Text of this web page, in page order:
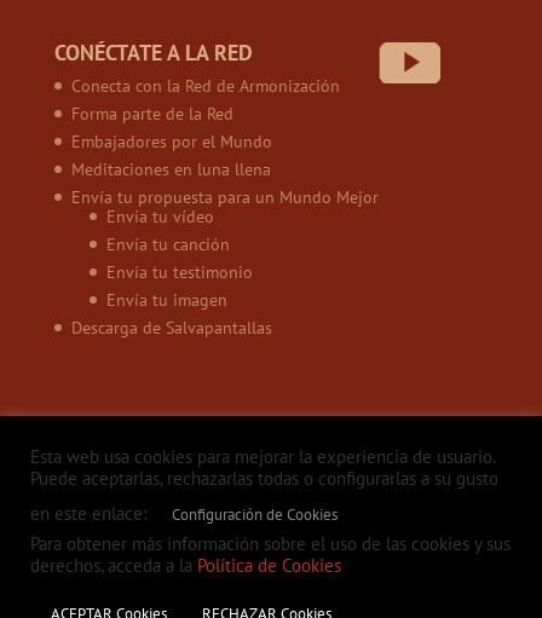
CONÉCTATE A LA RED
Conecta con la Red de Armonización
Forma parte de la Red
Embajadores por el Mundo
Meditaciones en luna llena
Envía tu propuesta para un Mundo Mejor
Envía tu vídeo
Envía tu canción
Envía tu testimonio
Envía tu imagen
Descarga de Salvapantallas
Política de privacidad
Aviso legal
Política de Cookies
Contacto
Esta web usa cookies para mejorar la experiencia de usuario.
Puede aceptarlas, rechazarlas todas o configurarlas a su gusto
en este enlace:
Configuración de Cookies
Para obtener más información sobre el uso de las cookies y sus
derechos, acceda a la Política de Cookies
ACEPTAR Cookies RECHAZAR Cookies